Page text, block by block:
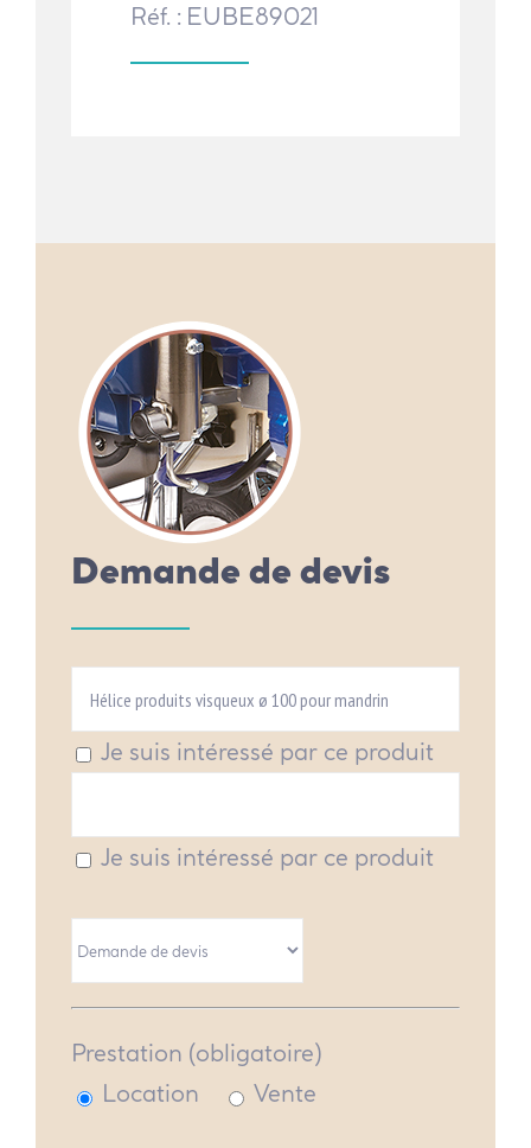
Réf. : EUBE89021
Demande de devis
Je suis intéressé par ce produit
Je suis intéressé par ce produit
Prestation (obligatoire)
Location
Vente